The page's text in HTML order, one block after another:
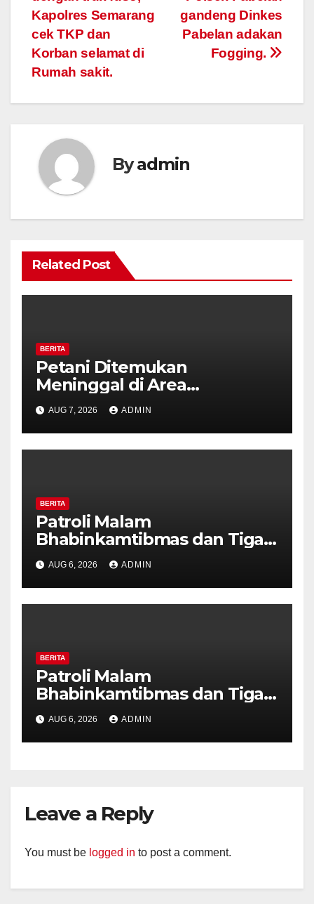
gandeng Dinkes
Pabelan adakan
Fogging.
Kapolres Semarang
cek TKP dan
Korban selamat di
Rumah sakit.
Byadmin
Related Post
BERITA
Petani Ditemukan
Meninggal di Area
Persawahan Kalibeji, Polisi
Pastikan Tidak Ada Tanda
Kekerasan
AUG 7, 2026 ADMIN
BERITA
Patroli Malam
Bhabinkamtibmas dan Tiga
Pilar Kelurahan Ungaran
Perkuat Kamtibmas, Warga
Diajak Aktifkan Ronda
AUG 6, 2026 ADMIN
BERITA
Patroli Malam
Bhabinkamtibmas dan Tiga
Pilar Kelurahan Ungaran
Perkuat Kamtibmas, Warga
Diajak Aktifkan Ronda
AUG 6, 2026 ADMIN
Leave a Reply
You must be logged in to post a comment.